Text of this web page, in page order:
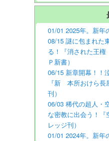
01/01 2025年。新年
08/15 謎に包まれた
る！『消された王
Ｐ新書）
06/15 新章開幕！！
『新 本所おけら長
刊）
06/03 稀代の超人・
な密教に出会う！『
レッジ刊）
01/01 2024年。新年